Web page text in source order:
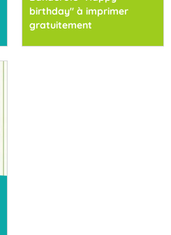
birthday" à imprimer
gratuitement